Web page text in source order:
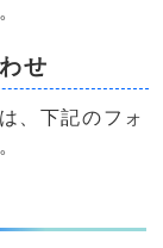
せ
、下記のフォ